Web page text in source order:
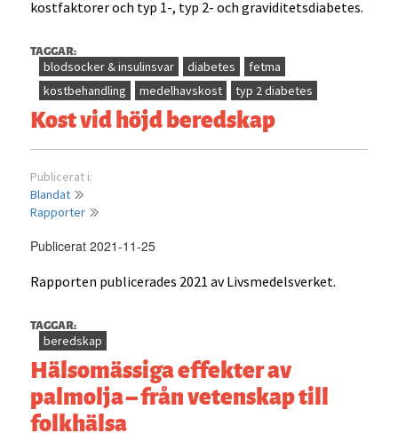
kostfaktorer och typ 1-, typ 2- och graviditetsdiabetes.
TAGGAR:
blodsocker & insulinsvar diabetes
fetma
kostbehandling
medelhavskost typ 2 diabetes
Kost vid höjd beredskap
Publicerat i:
Blandat
Rapporter
Publicerat 2021-11-25
Rapporten publicerades 2021 av Livsmedelsverket.
TAGGAR:
beredskap
Hälsomässiga effekter av
palmolja – från vetenskap till
folkhälsa